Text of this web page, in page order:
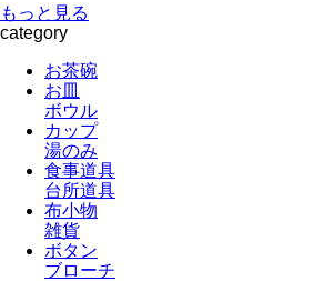
もっと見る
category
お茶碗
お皿
ボウル
カップ
湯のみ
食事道具
台所道具
布小物
雑貨
ボタン
ブローチ